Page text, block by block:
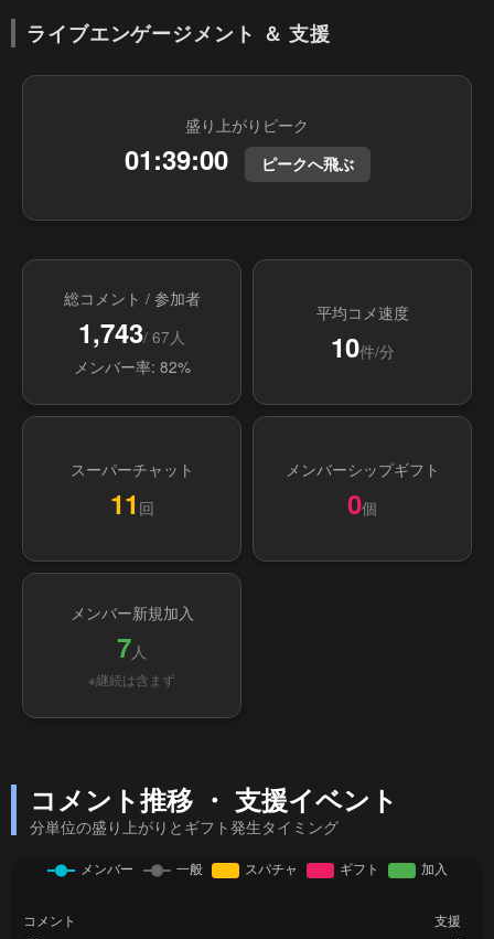
ライブエンゲージメント ＆ 支援
盛り上がりピーク
01:39:00 ピークへ飛ぶ
総コメント / 参加者
1,743/ 67人
メンバー率: 82%
平均コメ速度
10件/分
スーパーチャット
11 回
メンバーシップギフト
0個
メンバー新規加入
7人
※継続は含まず
コメント推移 ・ 支援イベント
分単位の盛り上がりとギフト発生タイミング